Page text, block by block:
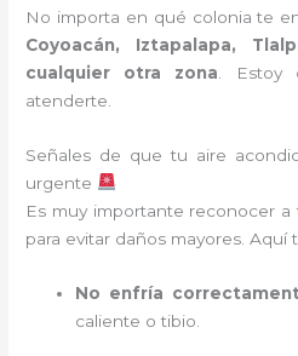
No importa en qué colonia te
Coyoacán, Iztapalapa,
cualquier otra zona .
atenderte.
Señales de que tu aire
urgente
Es muy importante reconocer a
para evitar daños mayores. Aquí
No enfría
caliente o tibio.